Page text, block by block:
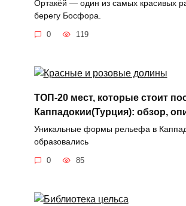
Ортакёй — один из самых красивых
берегу Босфора.
0 119
ТОП-20 мест, которые стоит
Каппадокии(Турция): обзор,
Уникальные формы рельефа в
образовались
0 85